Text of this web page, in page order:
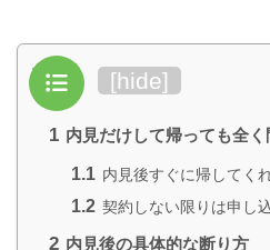
目次 [hide]
1 内見だけして帰っても全
1.1 内見後すぐに帰してく
1.2 契約しない限りは申し
2 内見後の具体的な断り方